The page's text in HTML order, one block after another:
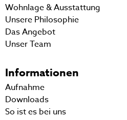
Wohnlage & Ausstattung
Unsere Philosophie
Das Angebot
Unser Team
Informationen
Aufnahme
Downloads
So ist es bei uns